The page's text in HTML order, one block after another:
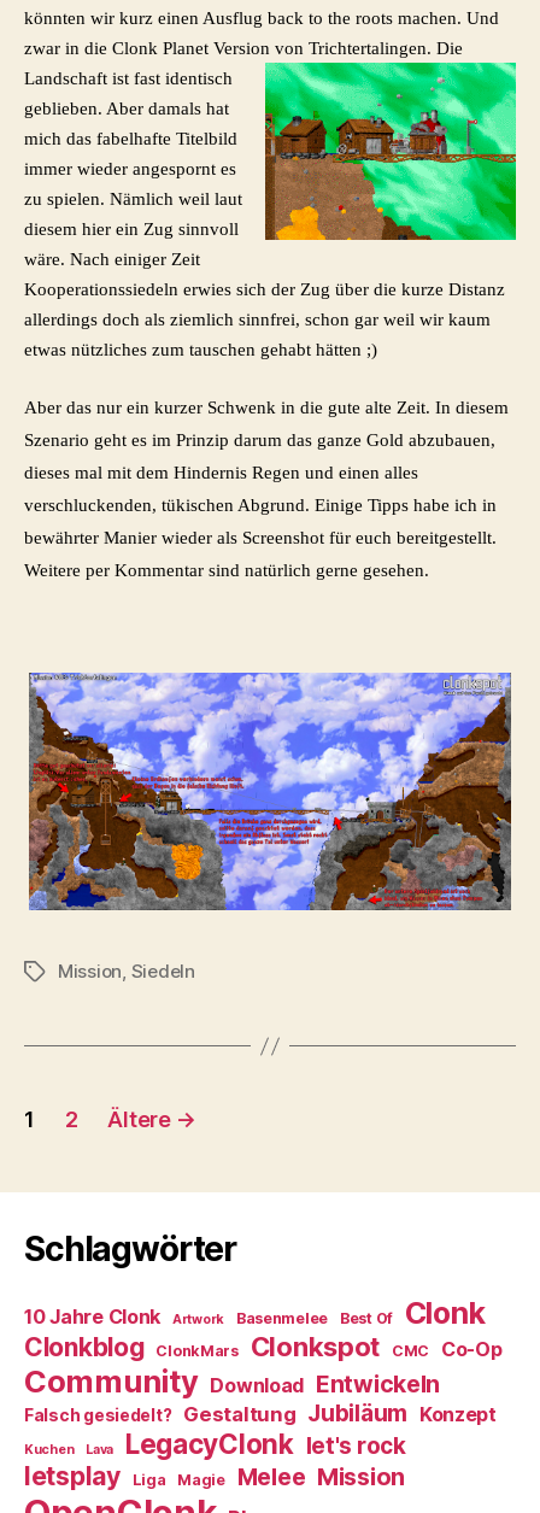
könnten wir kurz einen Ausflug back to the roots machen. Und
zwar in die Clonk Planet Version von Trichtertalingen. Die
Landschaft ist fast identisch
geblieben. Aber damals hat
mich das fabelhafte Titelbild
immer wieder angespornt es
zu spielen. Nämlich weil laut
diesem hier ein Zug sinnvoll
wäre. Nach einiger Zeit
Kooperationssiedeln erwies sich der Zug über die kurze Distanz
allerdings doch als ziemlich sinnfrei, schon gar weil wir kaum
etwas nützliches zum tauschen gehabt hätten ;)
Aber das nur ein kurzer Schwenk in die gute alte Zeit. In diesem
Szenario geht es im Prinzip darum das ganze Gold abzubauen,
dieses mal mit dem Hindernis Regen und einen alles
verschluckenden, tükischen Abgrund. Einige Tipps habe ich in
bewährter Manier wieder als Screenshot für euch bereitgestellt.
Weitere per Kommentar sind natürlich gerne gesehen.
Schlagwörter
Mission, Siedeln
Seitennummerierung
Beiträge
1 2 Ältere →
Schlagwörter
10 Jahre Clonk Artwork Basenmelee Best Of Clonk
Clonkblog ClonkMars Clonkspot CMC Co-Op
Community Download Entwickeln
Falsch gesiedelt? Gestaltung Jubiläum Konzept
Kuchen Lava LegacyClonk let's rock
letsplay Liga Magie Melee Mission